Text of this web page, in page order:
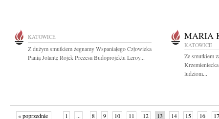
KATOWICE
Z dużym smutkiem żegnamy Wspaniałego Człowieka
Panią Jolantę Rojek Prezesa Budoprojektu Leroy...
MARIA
KATOWICE
Ze smutkiem
ludziom...
« poprzednie 1 ... 8 9 10 11 12 13 14 15 16 17